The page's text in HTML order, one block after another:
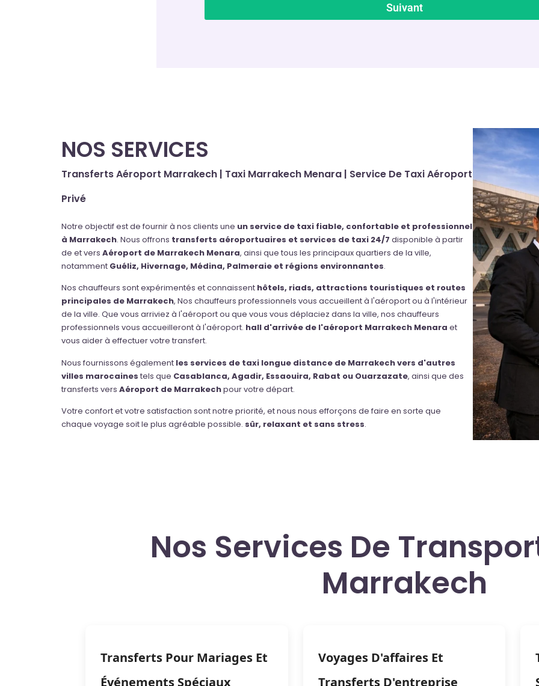
Suivant
NOS SERVICES
Transferts Aéroport Marrakech | Taxi Marrakech Menara | Service De Taxi Aéroport
Privé
Notre objectif est de fournir à nos clients une un service de taxi fiable, confortable et professionnel
à Marrakech. Nous offrons transferts aéroportuaires et services de taxi 24/7 disponible à partir
de et vers Aéroport de Marrakech Menara, ainsi que tous les principaux quartiers de la ville,
notamment Guéliz, Hivernage, Médina, Palmeraie et régions environnantes.
Nos chauffeurs sont expérimentés et connaissent hôtels, riads, attractions touristiques et routes
principales de Marrakech, Nos chauffeurs professionnels vous accueillent à l'aéroport ou à l'intérieur
de la ville. Que vous arriviez à l'aéroport ou que vous vous déplaciez dans la ville, nos chauffeurs
professionnels vous accueilleront à l'aéroport. hall d'arrivée de l'aéroport Marrakech Menara et
vous aider à effectuer votre transfert.
Nous fournissons également les services de taxi longue distance de Marrakech vers d'autres
villes marocaines tels que Casablanca, Agadir, Essaouira, Rabat ou Ouarzazate, ainsi que des
transferts vers Aéroport de Marrakechpour votre départ.
Votre confort et votre satisfaction sont notre priorité, et nous nous efforçons de faire en sorte que
chaque voyage soit le plus agréable possible. sûr, relaxant et sans stress.
Nos Services De
Marrakech
Transferts Pour Mariages Et
Événements Spéciaux
Voyages D'affaires Et
Transferts D'entreprise